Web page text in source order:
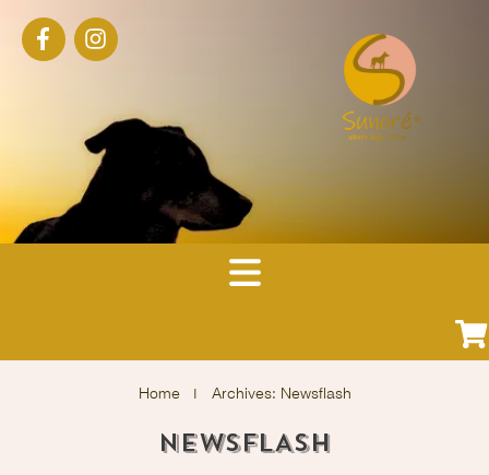
Home Archives: Newsflash
NEWSFLASH